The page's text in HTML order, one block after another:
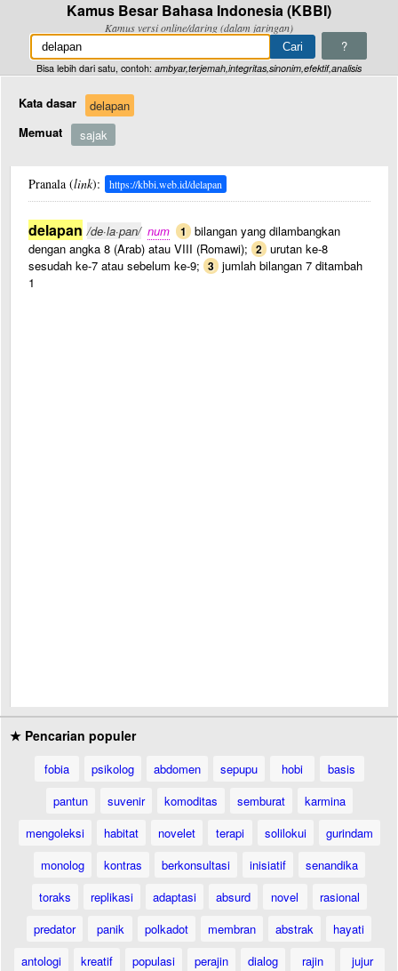
Kamus Besar Bahasa Indonesia (KBBI)
Kamus versi online/daring (dalam jaringan)
?
Bisa lebih dari satu, contoh: ambyar,terjemah,integritas,sinonim,efektif,analisis
Kata dasar
delapan
Memuat
sajak
Pranala (link): https://kbbi.web.id/delapan
delapan /de·la·pan/ num 1 bilangan yang dilambangkan
dengan angka 8 (Arab) atau VIII (Romawi); 2 urutan ke-8
sesudah ke-7 atau sebelum ke-9; 3 jumlah bilangan 7 ditambah
1
★ Pencarian populer
fobia psikolog abdomen sepupu hobi
basis
pantun
suvenir komoditas semburat
karmina
mengoleksi
habitat novelet terapi solilokui
gurindam
monolog
kontras berkonsultasi inisiatif
senandika
toraks
replikasi adaptasi absurd novel
rasional
predator
panik polkadot membran abstrak
hayati
antologi
kreatif populasi perajin dialog rajin
jujur